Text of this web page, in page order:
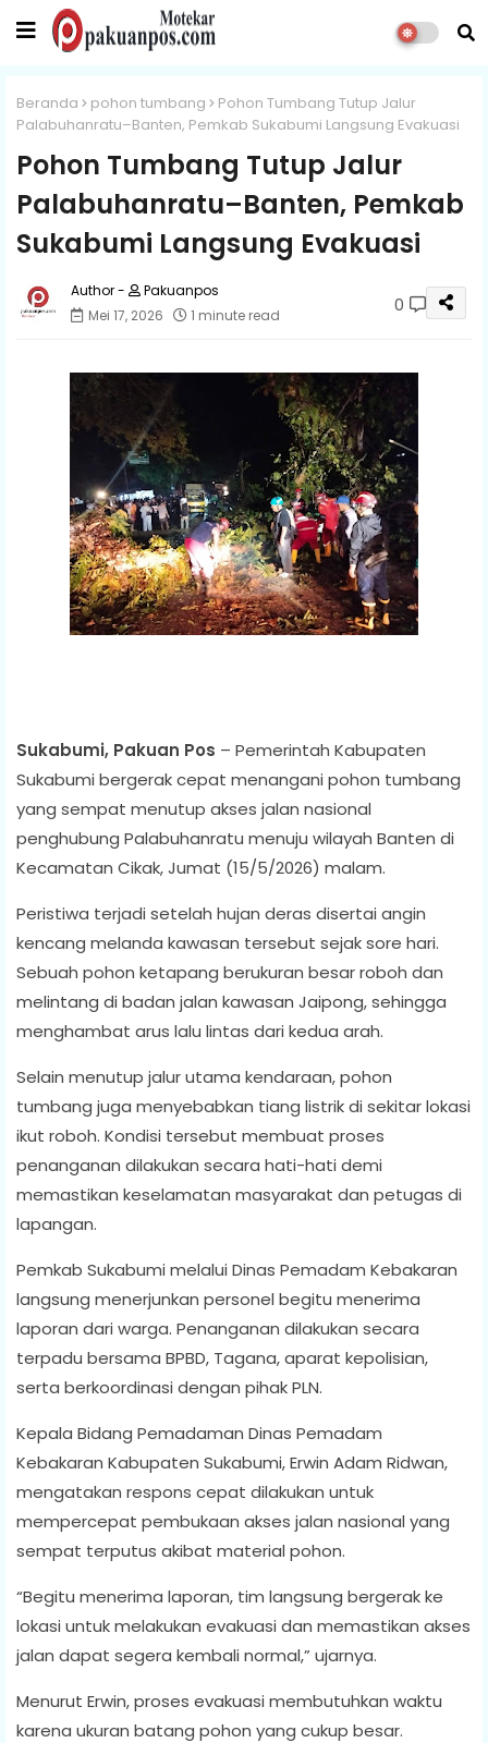
Beranda pohon tumbang
Pohon Tumbang Tutup Jalur
Palabuhanratu–Banten, Pemkab Sukabumi Langsung Evakuasi
Pohon Tumbang Tutup Jalur
Palabuhanratu–Banten, Pemkab
Sukabumi Langsung Evakuasi
Pakuanpos
Mei 17, 2026
1 minute read 0
Sukabumi, Pakuan Pos – Pemerintah Kabupaten
Sukabumi bergerak cepat menangani pohon tumbang
yang sempat menutup akses jalan nasional
penghubung Palabuhanratu menuju wilayah Banten di
Kecamatan Cikak, Jumat (15/5/2026) malam.
Peristiwa terjadi setelah hujan deras disertai angin
kencang melanda kawasan tersebut sejak sore hari.
Sebuah pohon ketapang berukuran besar roboh dan
melintang di badan jalan kawasan Jaipong, sehingga
menghambat arus lalu lintas dari kedua arah.
Selain menutup jalur utama kendaraan, pohon
tumbang juga menyebabkan tiang listrik di sekitar lokasi
ikut roboh. Kondisi tersebut membuat proses
penanganan dilakukan secara hati-hati demi
memastikan keselamatan masyarakat dan petugas di
lapangan.
Pemkab Sukabumi melalui Dinas Pemadam Kebakaran
langsung menerjunkan personel begitu menerima
laporan dari warga. Penanganan dilakukan secara
terpadu bersama BPBD, Tagana, aparat kepolisian,
serta berkoordinasi dengan pihak PLN.
Kepala Bidang Pemadaman Dinas Pemadam
Kebakaran Kabupaten Sukabumi, Erwin Adam Ridwan,
mengatakan respons cepat dilakukan untuk
mempercepat pembukaan akses jalan nasional yang
sempat terputus akibat material pohon.
“Begitu menerima laporan, tim langsung bergerak ke
lokasi untuk melakukan evakuasi dan memastikan akses
jalan dapat segera kembali normal,” ujarnya.
Menurut Erwin, proses evakuasi membutuhkan waktu
karena ukuran batang pohon yang cukup besar.